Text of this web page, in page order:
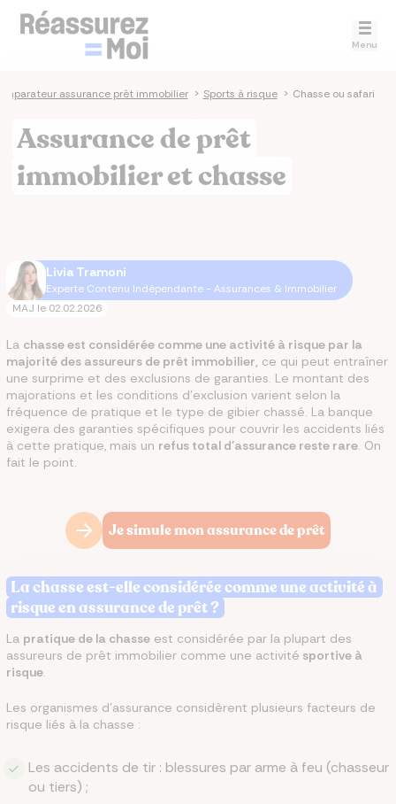
Menu
assurance prêt immobilier > Sports à risque > Chasse ou safari
Assurance de prêt
immobilier et chasse
Livia Tramoni
Experte Contenu Indépendante - Assurances & Immobilier
MAJ le 02.02.2026
La chasse est considérée comme une activité à risque par la
majorité des assureurs de prêt immobilier, ce qui peut entraîner
une surprime et des exclusions de garanties. Le montant des
majorations et les conditions d'exclusion varient selon la
fréquence de pratique et le type de gibier chassé. La banque
exigera des garanties spécifiques pour couvrir les accidents liés
à cette pratique, mais un refus total d'assurance reste rare. On
fait le point.
Je simule mon assurance de prêt
La chasse est-elle considérée comme une activité à
risque en assurance de prêt ?
La pratique de la chasse est considérée par la plupart des
assureurs de prêt immobilier comme une activité sportive à
risque.
Les organismes d'assurance considèrent plusieurs facteurs de
risque liés à la chasse :
Les accidents de tir : blessures par arme à feu (chasseur
ou tiers) ;